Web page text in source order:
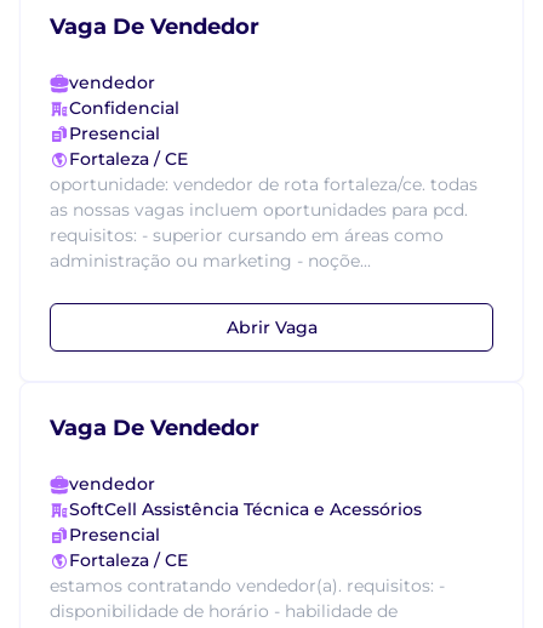
Vaga De Vendedor
vendedor
Confidencial
Presencial
Fortaleza / CE
oportunidade: vendedor de rota fortaleza/ce. todas
as nossas vagas incluem oportunidades para pcd.
requisitos: - superior cursando em áreas como
administração ou marketing - noçõe...
Abrir Vaga
Vaga De Vendedor
vendedor
SoftCell Assistência Técnica e Acessórios
Presencial
Fortaleza / CE
estamos contratando vendedor(a). requisitos: -
disponibilidade de horário - habilidade de